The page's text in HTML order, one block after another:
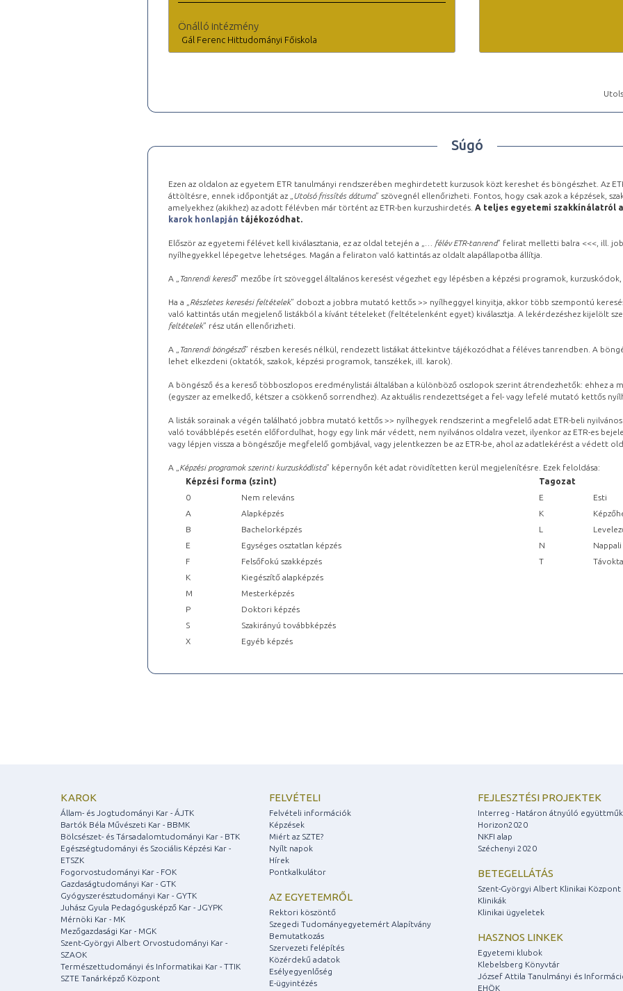
Önálló intézmény
Gál Ferenc Hittudományi Főiskola
Súgó
Ezen az oldalon az egyetem ETR tanulmányi rendszerében meghirdetett kurzusok közt kereshet és böngészhet. Az
áttöltésre, ennek időpontját az „ Utolsó frissítés dátuma” szövegnél ellenőrizheti. Fontos, hogy csak azok a képzések,
amelyekhez (akikhez) az adott félévben már történt az ETR-ben kurzushirdetés. A teljes egyetemi szakkínálatról a
karok honlapján tájékozódhat.
Először az egyetemi félévet kell kiválasztania, ez az oldal tetején a „ … félév ETR-tanrend” felirat melletti balra <<<, ill.
nyílhegyekkel lépegetve lehetséges. Magán a feliraton való kattintás az oldalt alapállapotba állítja.
A „ Tanrendi kereső” mezőbe írt szöveggel általános keresést végezhet egy lépésben a képzési programok,
Ha a „ Részletes keresési feltételek” dobozt a jobbra mutató kettős >> nyílheggyel kinyitja, akkor több szempontú
való kattintás után megjelenő listákból a kívánt tételeket (feltételenként egyet) kiválasztja. A lekérdezéshez kijelölt
feltételek” rész után ellenőrizheti.
A „ Tanrendi böngésző” részben keresés nélkül, rendezett listákat áttekintve tájékozódhat a féléves tanrendben. A
lehet elkezdeni (oktatók, szakok, képzési programok, tanszékek, ill. karok).
A böngésző és a kereső többoszlopos eredménylistái általában a különböző oszlopok szerint átrendezhetők: ehhez a
(egyszer az emelkedő, kétszer a csökkenő sorrendhez). Az aktuális rendezettséget a fel- vagy lefelé mutató kettős
A listák sorainak a végén található jobbra mutató kettős >> nyílhegyek rendszerint a megfelelő adat ETR-beli
való továbblépés esetén előfordulhat, hogy egy link már védett, nem nyilvános oldalra vezet, ilyenkor az ETR-es
vagy lépjen vissza a böngészője megfelelő gombjával, vagy jelentkezzen be az ETR-be, ahol az adatlekérést a védett
A „ Képzési programok szerinti kurzuskódlista” képernyőn két adat rövidítetten kerül megjelenítésre. Ezek feloldása:
Képzési forma (szint)
Tagozat
0
Nem releváns E
Esti
A
Alapképzés K
B
Bachelorképzés L
E
Egységes osztatlan képzés N
Nappali
F
Felsőfokú szakképzés T
K
Kiegészítő alapképzés
M
Mesterképzés
P
Doktori képzés
S
Szakirányú továbbképzés
X
Egyéb képzés
KAROK
Állam- és Jogtudományi Kar - ÁJTK
Bartók Béla Művészeti Kar - BBMK
Bölcsészet- és Társadalomtudományi Kar - BTK
Egészségtudományi és Szociális Képzési Kar -
ETSZK
Fogorvostudományi Kar - FOK
Gazdaságtudományi Kar - GTK
Gyógyszerésztudományi Kar - GYTK
Juhász Gyula Pedagógusképző Kar - JGYPK
Mérnöki Kar - MK
Mezőgazdasági Kar - MGK
Szent-Györgyi Albert Orvostudományi Kar -
SZAOK
Természettudományi és Informatikai Kar - TTIK
SZTE Tanárképző Központ
FELVÉTELI
Felvételi információk
Képzések
Miért az SZTE?
Nyílt napok
Hírek
Pontkalkulátor
AZ EGYETEMRŐL
Rektori köszöntő
Szegedi Tudományegyetemért Alapítvány
Bemutatkozás
Szervezeti felépítés
Közérdekű adatok
Esélyegyenlőség
E-ügyintézés
FEJLESZTÉSI PROJEKTEK
Interreg - Határon átnyúló
Horizon2020
NKFI alap
Széchenyi 2020
BETEGELLÁTÁS
Szent-Györgyi Albert Klinikai Központ
Klinikák
Klinikai ügyeletek
HASZNOS LINKEK
Egyetemi klubok
Klebelsberg Könyvtár
József Attila Tanulmányi és
EHÖK